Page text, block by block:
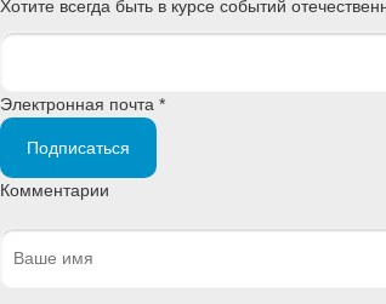
Хотите всегда быть в курсе событий
Электронная почта *
Подписаться
Комментарии